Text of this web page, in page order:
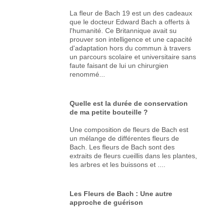
La fleur de Bach 19 est un des cadeaux
que le docteur Edward Bach a offerts à
l'humanité. Ce Britannique avait su
prouver son intelligence et une capacité
d'adaptation hors du commun à travers
un parcours scolaire et universitaire sans
faute faisant de lui un chirurgien
renommé...
Quelle est la durée de conservation
de ma petite bouteille ?
Une composition de fleurs de Bach est
un mélange de différentes fleurs de
Bach. Les fleurs de Bach sont des
extraits de fleurs cueillis dans les plantes,
les arbres et les buissons et ....
Les Fleurs de Bach : Une autre
approche de guérison